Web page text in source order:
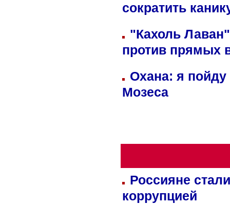
сократить
"Кахоль
против прямых
Охана: я пойду
Мозеса
Россияне
коррупцией